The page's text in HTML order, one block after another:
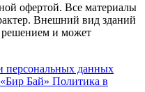
офертой. Все материалы
Внешний вид зданий
решением и может
персональных данных
Бай» Политика в